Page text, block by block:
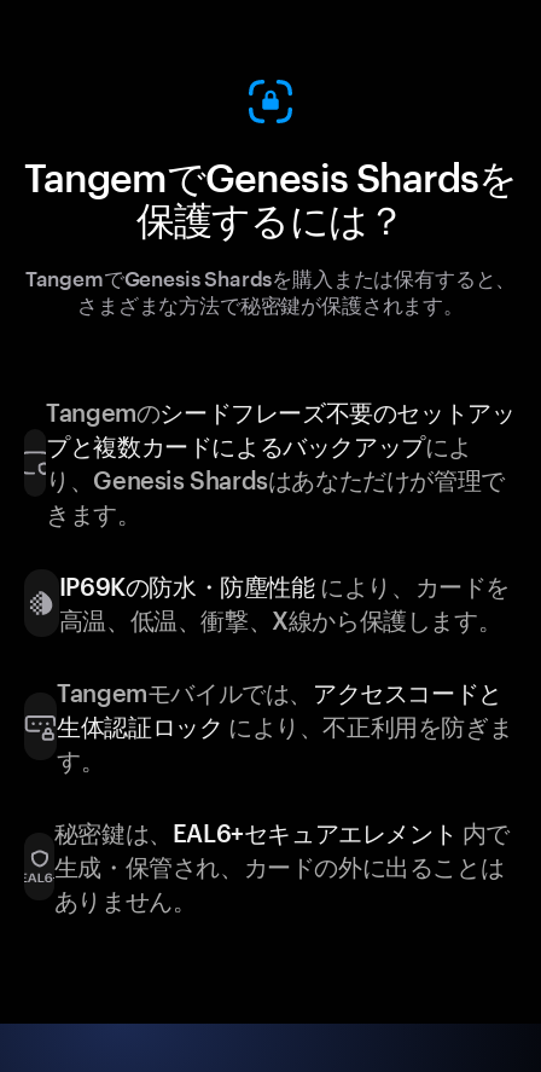
TangemでGenesis Shardsを
保護するには？
TangemでGenesis Shardsを購入または保有すると、
さまざまな方法で秘密鍵が保護されます。
Tangemのシードフレーズ不要のセットアッ
プと複数カードによるバックアップによ
り、Genesis Shardsはあなただけが管理で
きます。
IP69Kの防水・防塵性能により、カードを
高温、低温、衝撃、X線から保護します。
Tangemモバイルでは、 アクセスコードと
生体認証ロック により、不正利用を防ぎま
す。
秘密鍵は、 EAL6+セキュアエレメント 内で
生成・保管され、カードの外に出ることは
ありません。